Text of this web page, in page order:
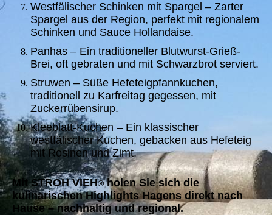
Westfälischer Schinken mit Spargel – Zarter
Spargel aus der Region, perfekt mit regionalem
Schinken und Sauce Hollandaise.
Panhas – Ein traditioneller Blutwurst-Grieß-
Brei, oft gebraten und mit Schwarzbrot serviert.
Struwen – Süße Hefeteigpfannkuchen,
traditionell zu Karfreitag gegessen, mit
Zuckerrübensirup.
Kleeblatt-Kuchen – Ein klassischer
westfälischer Kuchen, gebacken aus Hefeteig
mit Rosinen und Zimt.
Mit STROH VIEH®holen Sie sich die
kulinarischen Highlights Hagens direkt nach
Hause – nachhaltig und regional.